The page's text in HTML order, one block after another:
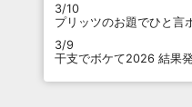
3/10
プリッツのお題でひと言
3/9
干支でボケて2026 結果